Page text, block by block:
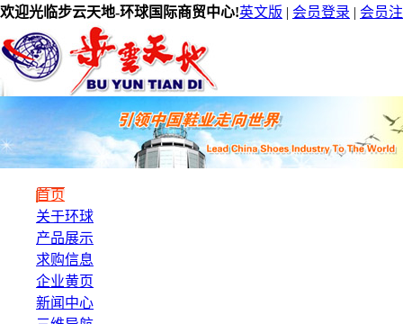
欢迎光临步云天地-环球国际商贸中心!英文版 | 会员登录 | 会员
首页
关于环球
产品展示
求购信息
企业黄页
新闻中心